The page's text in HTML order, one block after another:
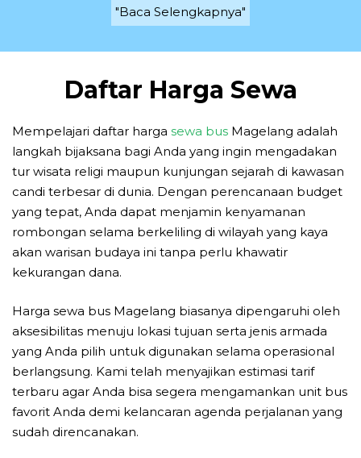
"Baca Selengkapnya"
Daftar Harga Sewa
Mempelajari daftar harga sewa bus Magelang adalah
langkah bijaksana bagi Anda yang ingin mengadakan
tur wisata religi maupun kunjungan sejarah di kawasan
candi terbesar di dunia. Dengan perencanaan budget
yang tepat, Anda dapat menjamin kenyamanan
rombongan selama berkeliling di wilayah yang kaya
akan warisan budaya ini tanpa perlu khawatir
kekurangan dana.
Harga sewa bus Magelang biasanya dipengaruhi oleh
aksesibilitas menuju lokasi tujuan serta jenis armada
yang Anda pilih untuk digunakan selama operasional
berlangsung. Kami telah menyajikan estimasi tarif
terbaru agar Anda bisa segera mengamankan unit bus
favorit Anda demi kelancaran agenda perjalanan yang
sudah direncanakan.